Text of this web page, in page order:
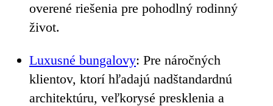
overené riešenia pre pohodlný rodinný
život.
Luxusné bungalovy: Pre náročných
klientov, ktorí hľadajú nadštandardnú
architektúru, veľkorysé presklenia a